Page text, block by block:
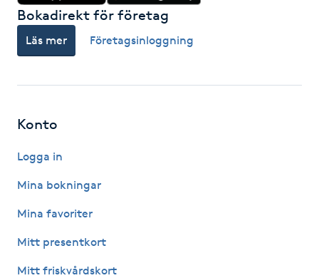
Funktionsanalys
Färgning
Föning
Gelenaglar
Gellack med förstärkning
Bokadirekt för företag
Läs mer Företagsinloggning
Konto
Logga in
Mina bokningar
Mina favoriter
Mitt presentkort
Mitt friskvårdskort